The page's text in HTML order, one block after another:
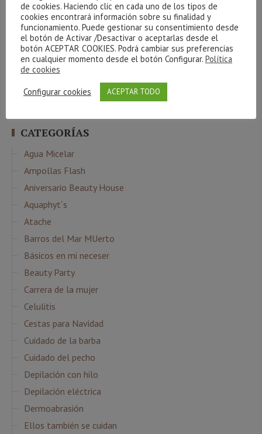
celulitis Cestas colágeno corporal creativite cuidados básicos Cvital
envejecimiento facial gel gracias hidrófila higieneIndiba
Limpieza luminosidad manchas Maquillaje
massadaNavidad Nutricosmética oxigenación Phyt´s
piel relaxresultados
Ácido Hialurónico
CATEGORÍAS
Agua Micelar
Ampollas Flash
Aniversario Beauty House
Aquaphyt´s
Atache
Barros del Mar MUerto
Básicos en mi neceser
Beauty Party
Carrera de la mujer
Celulitis
Cestas para Navidad
Cuidado de la barba
Cuidado del pecho
Depilación con hilo
Depilación eléctrica
Dermoabrasión
Ellos también se cuidan
de cookies. Haciendo clic en cada uno de los tipos de
cookies encontrará información sobre su finalidad y
funcionamiento. Puede gestionar su consentimiento desde
el botón de Activar /Desactivar o aceptarlas desde el
botón ACEPTAR COOKIES. Podrá cambiar sus preferencias
en cualquier momento desde el botón Configurar. Política
de cookies
Configurar cookies
ACEPTAR TODO